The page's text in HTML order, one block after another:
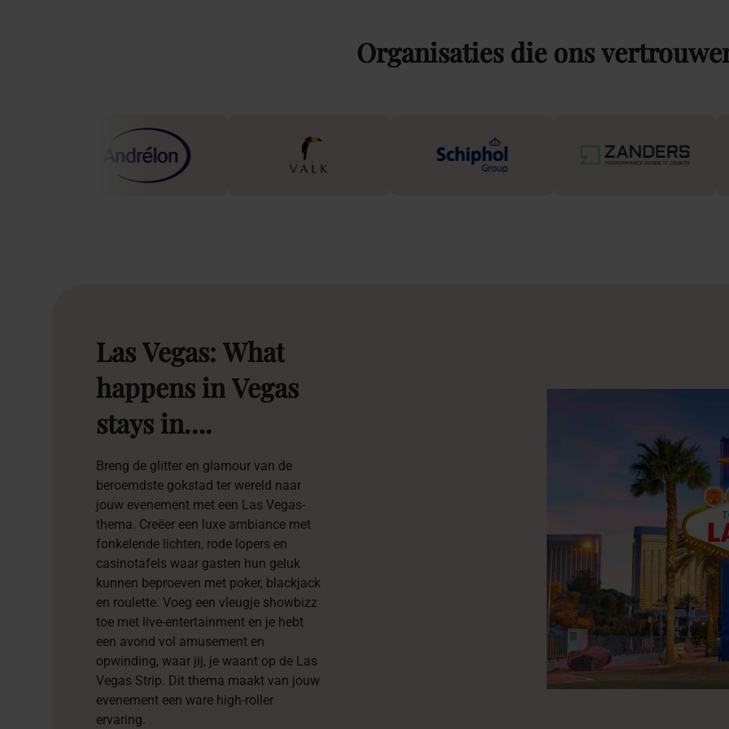
Organisaties die ons
LasVegas: What
happens inVegas
stays in….
Breng de glitter en glamour van de
beroemdste gokstad ter wereld naar
jouw evenement met een Las Vegas-
thema. Creëer een luxe ambiance met
fonkelende lichten, rode lopers en
casinotafels waar gasten hun geluk
kunnen beproeven met poker, blackjack
en roulette. Voeg een vleugje showbizz
toe met live-entertainment en je hebt
een avond vol amusement en
opwinding, waar jij, je waant op de Las
Vegas Strip. Dit thema maakt van jouw
evenement een ware high-roller
ervaring.